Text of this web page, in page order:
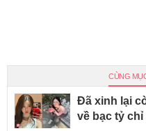
CÙNG
Đã xinh lại
về bạc tỷ